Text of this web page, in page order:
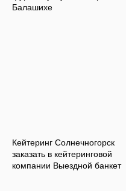
Балашихе
Кейтеринг Солнечногорск
заказать в кейтеринговой
компании Выездной банкет